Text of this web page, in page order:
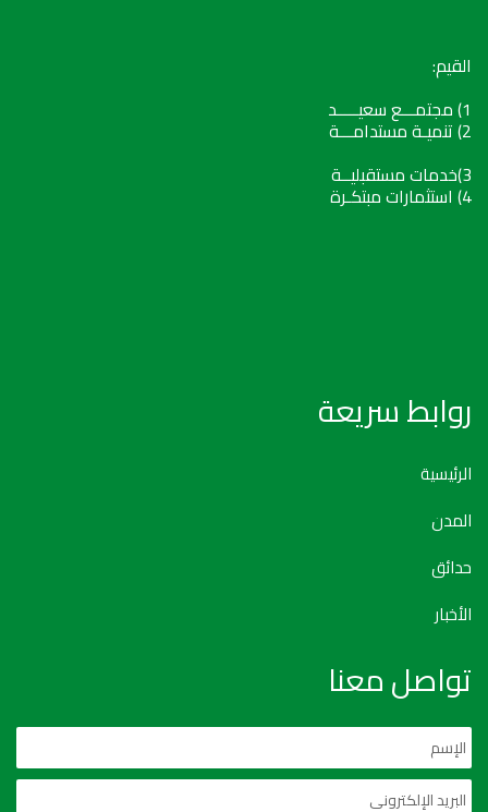
القيم:
1) مجتمـــع سعيـــــد
2) تنميـة مستدامـــة
3)خدمات مستقبليــة
4) استثمارات مبتكـرة
روابط سريعة
الرئيسية
المدن
حدائق
الأخبار
تواصل معنا